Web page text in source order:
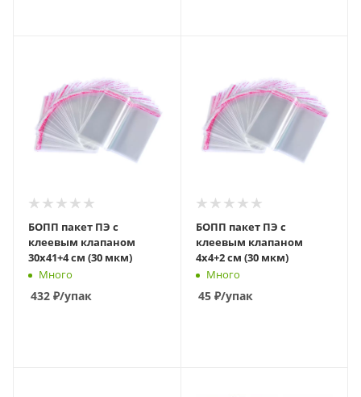
БОПП пакет ПЭ с
клеевым клапаном
30х41+4 см (30 мкм)
Много
432 ₽/упак
БОПП пакет ПЭ с
клеевым клапаном
4х4+2 см (30 мкм)
Много
45₽/упак